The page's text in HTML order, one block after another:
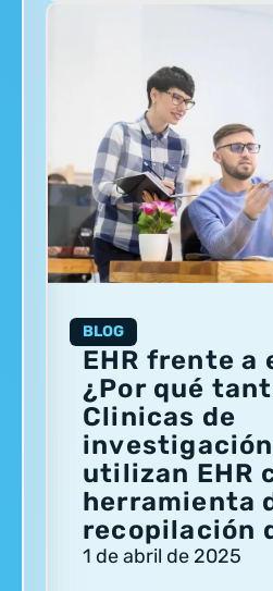
BLOG
EHR frente a
¿Por qué
Clinicas de
utilizan EHR
herramienta
recopilación
1 de abril de 2025